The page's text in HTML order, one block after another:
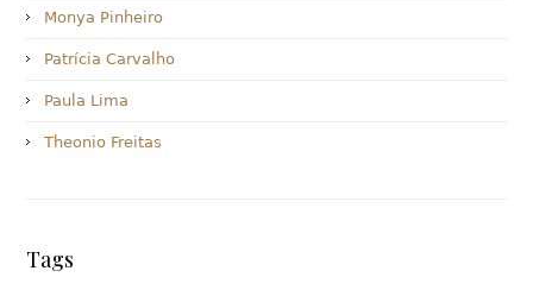
Monya Pinheiro
Patrícia Carvalho
Paula Lima
Theonio Freitas
Tags